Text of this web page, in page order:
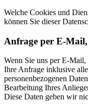
Welche Cookies und
können Sie dieser
Anfrage per E-Mail,
Wenn Sie uns per E-
Ihre Anfrage inklusive
personenbezogenen
Bearbeitung Ihres
Diese Daten geben wir